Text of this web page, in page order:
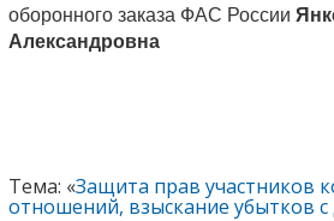
оборонного заказа ФАС России
Александровна
Тема: «Защита прав участников
отношений, взыскание убытков